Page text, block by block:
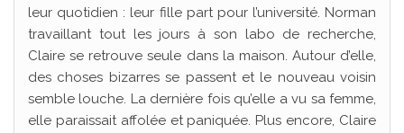
leur quotidien : leur fille part pour l’université. Norman
travaillant tout les jours à son labo de recherche,
Claire se retrouve seule dans la maison. Autour d’elle,
des choses bizarres se passent et le nouveau voisin
semble louche. La dernière fois qu’elle a vu sa femme,
elle paraissait affolée et paniquée. Plus encore, Claire